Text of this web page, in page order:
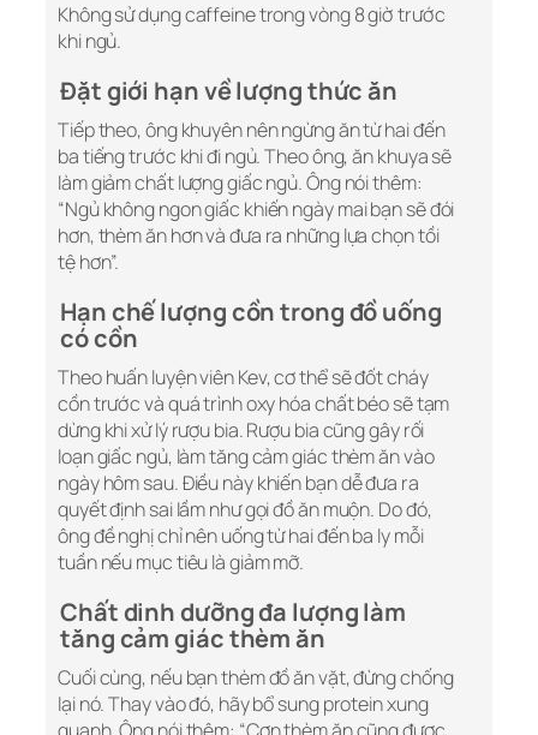
Không sử dụng caffeine trong vòng 8 giờ trước
khi ngủ.
Đặt giới hạn về lượng thức ăn
Tiếp theo, ông khuyên nên ngừng ăn từ hai đến
ba tiếng trước khi đi ngủ. Theo ông, ăn khuya sẽ
làm giảm chất lượng giấc ngủ. Ông nói thêm:
“Ngủ không ngon giấc khiến ngày mai bạn sẽ đói
hơn, thèm ăn hơn và đưa ra những lựa chọn tồi
tệ hơn”.
Hạn chế lượng cồn trong đồ uống
có cồn
Theo huấn luyện viên Kev, cơ thể sẽ đốt cháy
cồn trước và quá trình oxy hóa chất béo sẽ tạm
dừng khi xử lý rượu bia. Rượu bia cũng gây rối
loạn giấc ngủ, làm tăng cảm giác thèm ăn vào
ngày hôm sau. Điều này khiến bạn dễ đưa ra
quyết định sai lầm như gọi đồ ăn muộn. Do đó,
ông đề nghị chỉ nên uống từ hai đến ba ly mỗi
tuần nếu mục tiêu là giảm mỡ.
Chất dinh dưỡng đa lượng làm
tăng cảm giác thèm ăn
Cuối cùng, nếu bạn thèm đồ ăn vặt, đừng chống
lại nó. Thay vào đó, hãy bổ sung protein xung